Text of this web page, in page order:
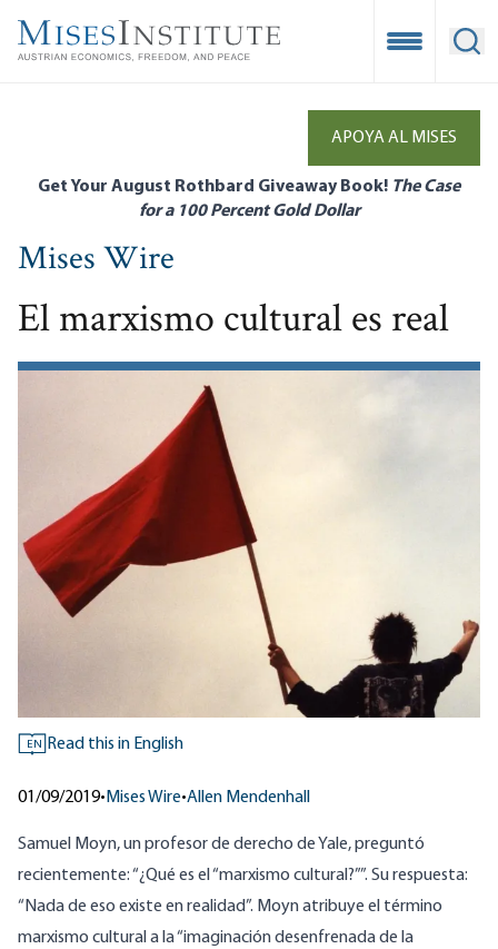
main
Open
APOYA AL MISES
Get Your August Rothbard Giveaway Book! The Case
for a 100 Percent Gold Dollar
Mises Wire
El marxismo cultural es real
EN Read this in English
01/09/2019• Mises Wire•Allen Mendenhall
Samuel Moyn, un profesor de derecho de Yale,preguntó
recientemente: “¿Qué es el “marxismo cultural?””. Su respuesta:
“Nada de eso existe en realidad”. Moyn atribuye el término
marxismo cultural a la “imaginación desenfrenada de la